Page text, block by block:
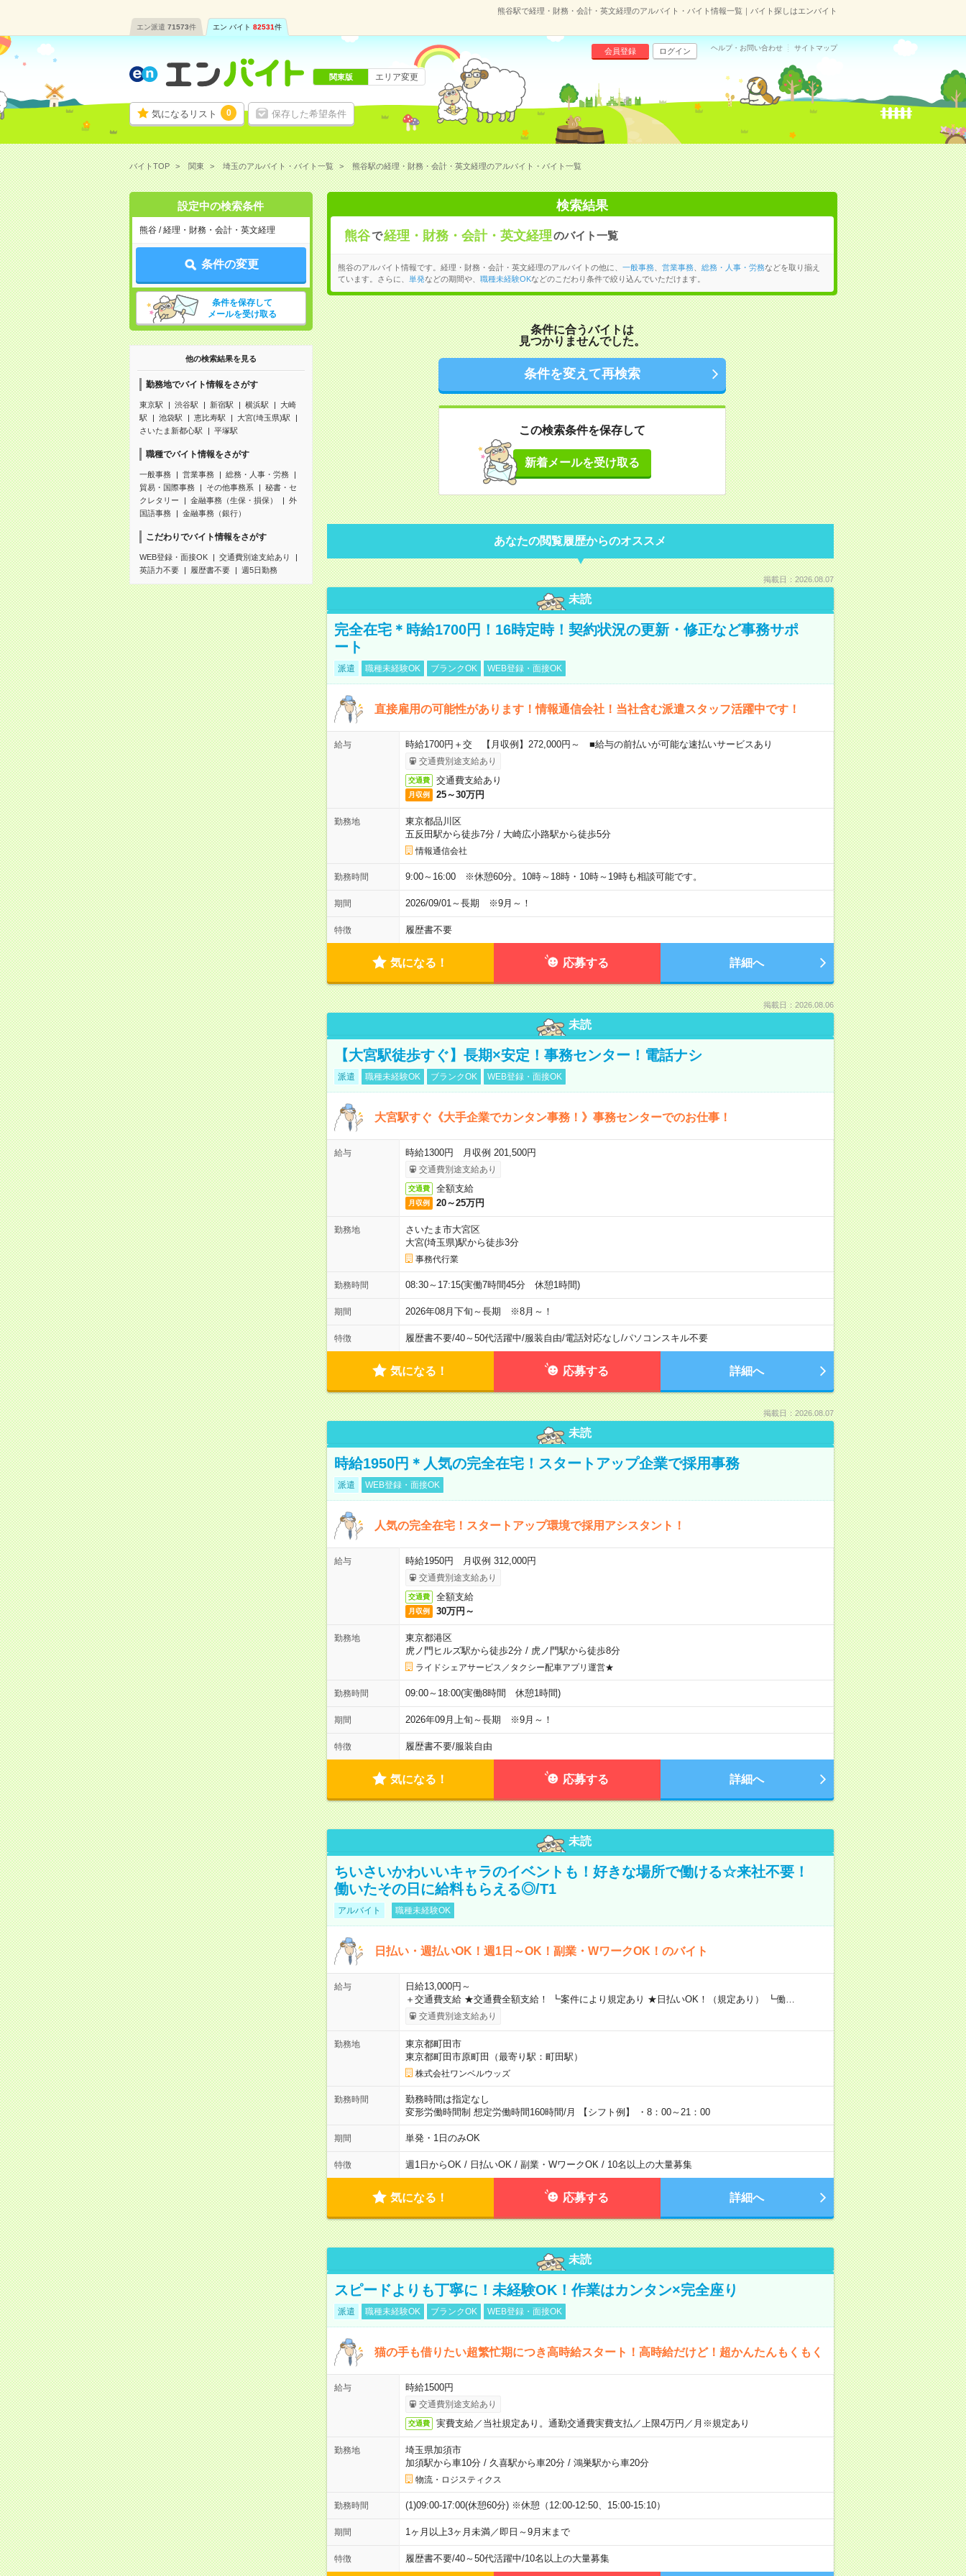
熊谷駅で経理・財務・会計・英文経理のアルバイト・バイト情報一覧｜バイト探しはエンバイト
エン派遣 71573件 エン バイト 82531件
気になるリスト 0 保存した希望条件
会員登録 ログイン ヘルプ・お問い合わせ サイトマップ
関東版 エリア変更
バイトTOP 関東 埼玉のアルバイト・バイト一覧 熊谷駅の経理・財務・会計・英文経理のアルバイト・バイト一覧
設定中の検索条件
熊谷 / 経理・財務・会計・英文経理
条件の変更
条件を保存して
メールを受け取る
他の検索結果を見る
勤務地でバイト情報をさがす
東京駅 渋谷駅 新宿駅 横浜駅
大崎
駅
池袋駅 恵比寿駅
大宮(埼玉県)駅
さいたま新都心駅
平塚駅
職種でバイト情報をさがす
一般事務 営業事務
総務・人事・労務
貿易・国際事務
その他事務系
秘書・セ
クレタリー
金融事務（生保・損保）
外
国語事務
金融事務（銀行）
こだわりでバイト情報をさがす
WEB登録・面接OK
交通費別途支給あり
英語力不要
履歴書不要 週5日勤務
検索結果
熊谷で経理・財務・会計・英文経理のバイト一覧
熊谷のアルバイト情報です。経理・財務・会計・英文経理のアルバイトの他に、 一般事務、 営業事務、 総務・人事・労務などを取り揃え
ています。さらに、
単発などの期間や、 職種未経験OKなどのこだわり条件で絞り込んでいただけます。
条件に合うバイトは
見つかりませんでした。
条件を変えて再検索
この検索条件を保存して
新着メールを受け取る
あなたの閲覧履歴からのオススメ
掲載日：2026.08.07
未読
完全在宅＊時給1700円！16時定時！契約状況の更新・修正など事務サポ
ート
派遣 職種未経験OK ブランクOK WEB登録・面接OK
直接雇用の可能性があります！情報通信会社！当社含む派遣スタッフ活躍中です！
給与 時給1700円＋交 【月収例】272,000円～ ■給与の前払いが可能な速払いサービスあり
交通費別途支給あり
交通費 交通費支給あり
月収例 25～30万円
勤務地
東京都品川区
五反田駅から徒歩7分/ 大崎広小路駅から徒歩5分
情報通信会社
勤務時間 9:00～16:00 ※休憩60分。10時～18時・10時～19時も相談可能です。
期間 2026/09/01～長期 ※9月～！
特徴 履歴書不要
気になる！ 応募する 詳細へ
掲載日：2026.08.06
未読
【大宮駅徒歩すぐ】長期×安定！事務センター！電話ナシ
派遣 職種未経験OK ブランクOK WEB登録・面接OK
大宮駅すぐ《大手企業でカンタン事務！》事務センターでのお仕事！
給与 時給1300円 月収例 201,500円
交通費別途支給あり
交通費 全額支給
月収例 20～25万円
勤務地
さいたま市大宮区
大宮(埼玉県)駅から徒歩3分
事務代行業
勤務時間 08:30～17:15(実働7時間45分 休憩1時間)
期間 2026年08月下旬～長期 ※8月～！
特徴 履歴書不要/40～50代活躍中/服装自由/電話対応なし/パソコンスキル不要
気になる！ 応募する 詳細へ
掲載日：2026.08.07
未読
時給1950円＊人気の完全在宅！スタートアップ企業で採用事務
派遣 WEB登録・面接OK
人気の完全在宅！スタートアップ環境で採用アシスタント！
給与 時給1950円 月収例 312,000円
交通費別途支給あり
交通費 全額支給
月収例 30万円～
勤務地
東京都港区
虎ノ門ヒルズ駅から徒歩2分/ 虎ノ門駅から徒歩8分
ライドシェアサービス／タクシー配車アプリ運営★
勤務時間 09:00～18:00(実働8時間 休憩1時間)
期間 2026年09月上旬～長期 ※9月～！
特徴 履歴書不要/服装自由
気になる！ 応募する 詳細へ
未読
ちいさいかわいいキャラのイベントも！好きな場所で働ける☆来社不要！
働いたその日に給料もらえる◎/T1
アルバイト 職種未経験OK
日払い・週払いOK！週1日～OK！副業・WワークOK！のバイト
給与
日給13,000円～
＋交通費支給 ★交通費全額支給！ ┗案件により規定あり ★日払いOK！（規定あり） ┗働…
交通費別途支給あり
勤務地
東京都町田市
東京都町田市原町田（最寄り駅：町田駅）
株式会社ワンベルウッズ
勤務時間
勤務時間は指定なし
変形労働時間制 想定労働時間160時間/月 【シフト例】 ・8：00～21：00
期間 単発・1日のみOK
特徴 週1日からOK / 日払いOK / 副業・WワークOK / 10名以上の大量募集
気になる！ 応募する 詳細へ
未読
スピードよりも丁寧に！未経験OK！作業はカンタン×完全座り
派遣 職種未経験OK ブランクOK WEB登録・面接OK
猫の手も借りたい超繁忙期につき高時給スタート！高時給だけど！超かんたんもくもく
給与 時給1500円
交通費別途支給あり
交通費 実費支給／当社規定あり。通勤交通費実費支払／上限4万円／月※規定あり
勤務地
埼玉県加須市
加須駅から車10分/ 久喜駅から車20分/ 鴻巣駅から車20分
物流・ロジスティクス
勤務時間 (1)09:00-17:00(休憩60分) ※休憩（12:00-12:50、15:00-15:10）
期間 1ヶ月以上3ヶ月未満／即日～9月末まで
特徴 履歴書不要/40～50代活躍中/10名以上の大量募集